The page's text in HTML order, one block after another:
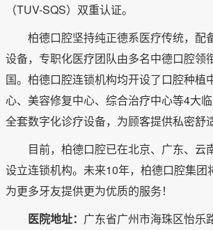
（TUV-SQS）双重认证。
柏德口腔坚持纯正德系医疗传统，配
设备，专职化医疗团队由多名中德口腔领
国。柏德口腔连锁机构均开设了口腔种植
心、美容修复中心、综合治疗中心等4大
全套数字化诊疗设备，为顾客提供私密舒
目前，柏德口腔已在北京、广东、云
设立连锁机构。未来10年，柏德口腔集团
为更多牙友提供更为优质的服务！
医院地址： 广东省广州市海珠区怡乐